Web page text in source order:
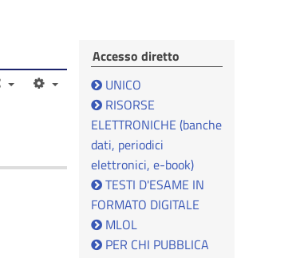
Accesso diretto
UNICO
RISORSE
ELETTRONICHE (banche
dati, periodici
elettronici, e-book)
TESTI D'ESAME IN
FORMATO DIGITALE
MLOL
PER CHI PUBBLICA